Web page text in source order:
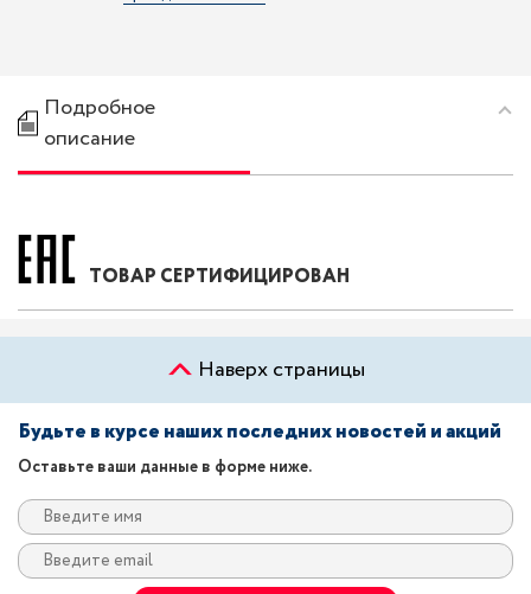
Подробное
описание
ТОВАР СЕРТИФИЦИРОВАН
Наверх страницы
Будьте в курсе наших последних новостей и акций
Оставьте ваши данные в форме ниже.